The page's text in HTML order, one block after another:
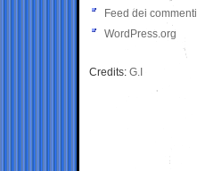
Feed dei commenti
WordPress.org
Credits: G.I